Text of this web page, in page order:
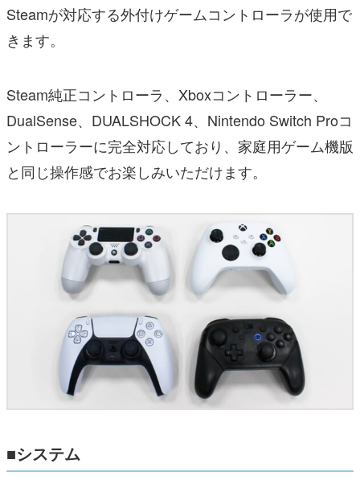
Steamが対応する外付けゲームコントローラが使用で
きます。
Steam純正コントローラ、Xboxコントローラー、
DualSense、DUALSHOCK 4、Nintendo Switch Proコ
ントローラーに完全対応しており、家庭用ゲーム機版
と同じ操作感でお楽しみいただけます。
■システム